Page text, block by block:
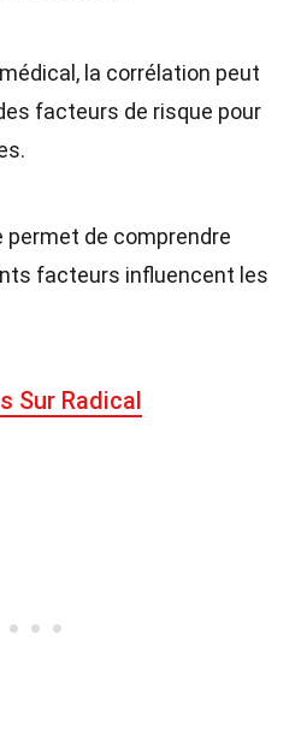
la corrélation peut
facteurs de risque pour
permet de comprendre
facteurs influencent les
Sur Radical